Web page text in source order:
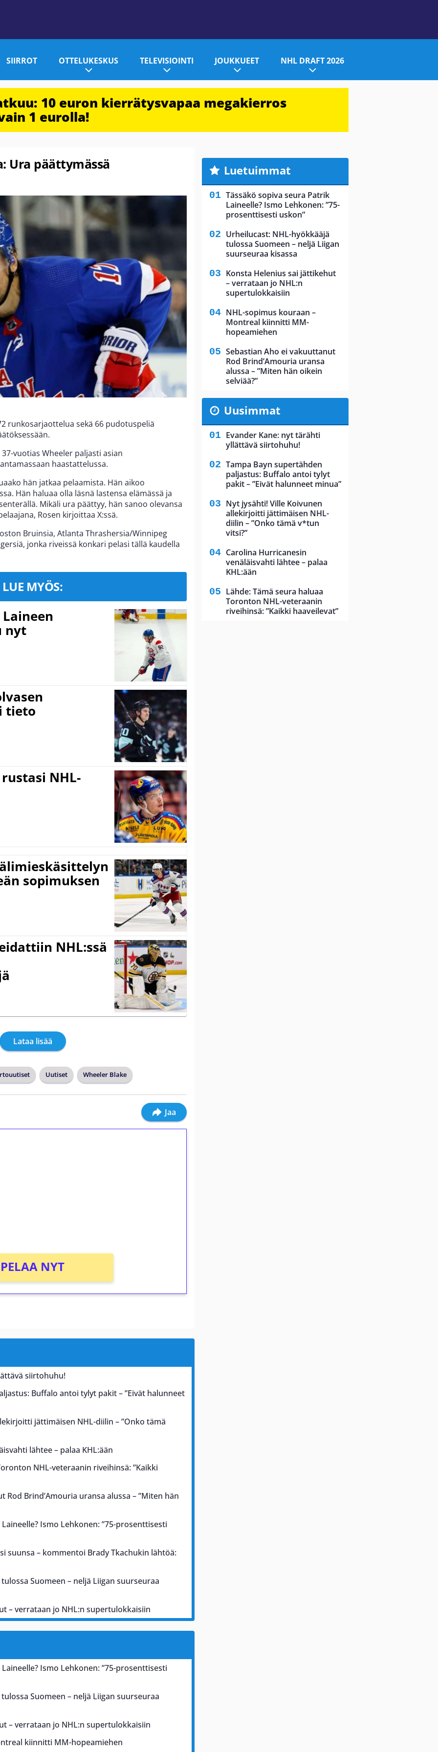
SIIRROT OTTELUKESKUS TELEVISIOINTI JOUKKUEET NHL DRAFT 2026
10 euron kierrätysvapaa megakierros
1 eurolla!
Ura päättymässä
runkosarjaottelua sekä 66 pudotuspeliä
vuotias Wheeler paljasti asian
antamassaan haastattelussa.
hän jatkaa pelaamista. Hän aikoo
Hän haluaa olla läsnä lastensa elämässä ja
Mikäli ura päättyy, hän sanoo olevansa
Rosen kirjoittaa X:ssä.
Bruinsia, Atlanta Thrashersia/Winnipeg
jonka riveissä konkari pelasi tällä kaudella
LUE MYÖS:
nyt
tieto
NHL-
sopimuksen
NHL:ssä
Lataa lisää
Uutiset Wheeler Blake
Jaa
PELAA NYT
siirtohuhu!
Buffalo antoi tylyt pakit – ”Eivät halunneet
jättimäisen NHL-diilin – ”Onko tämä
lähtee – palaa KHL:ään
NHL-veteraanin riveihinsä: ”Kaikki
Rod Brind’Amouria uransa alussa – ”Miten hän
Ismo Lehkonen: ”75-prosenttisesti
suunsa – kommentoi Brady Tkachukin lähtöä:
Suomeen – neljä Liigan suurseuraa
– verrataan jo NHL:n supertulokkaisiin
Ismo Lehkonen: ”75-prosenttisesti
Suomeen – neljä Liigan suurseuraa
– verrataan jo NHL:n supertulokkaisiin
kiinnitti MM-hopeamiehen
Luetuimmat
Tässäkö sopiva seura Patrik
Laineelle? Ismo Lehkonen: ”75-
prosenttisesti uskon”
Urheilucast: NHL-hyökkääjä
tulossa Suomeen – neljä Liigan
suurseuraa kisassa
Konsta Helenius sai jättikehut
– verrataan jo NHL:n
supertulokkaisiin
NHL-sopimus kouraan –
Montreal kiinnitti MM-
hopeamiehen
Sebastian Aho ei vakuuttanut
Rod Brind’Amouria uransa
alussa – ”Miten hän oikein
selviää?”
Uusimmat
Evander Kane: nyt tärähti
yllättävä siirtohuhu!
Tampa Bayn supertähden
paljastus: Buffalo antoi tylyt
pakit – ”Eivät halunneet minua”
Nyt jysähti! Ville Koivunen
allekirjoitti jättimäisen NHL-
diilin – ”Onko tämä v*tun
vitsi?”
Carolina Hurricanesin
venäläisvahti lähtee – palaa
KHL:ään
Lähde: Tämä seura haluaa
Toronton NHL-veteraanin
riveihinsä: ”Kaikki haaveilevat”